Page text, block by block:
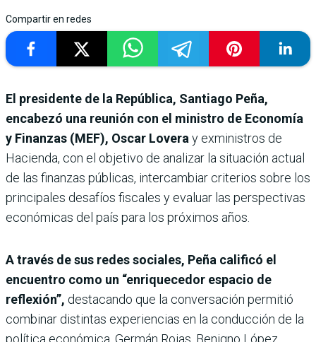
Compartir en redes
El presidente de la República, Santiago Peña,
encabezó una reunión con el ministro de Economía
y Finanzas (MEF), Oscar Lovera y exministros de
Hacienda, con el objetivo de analizar la situación actual
de las finanzas públicas, intercambiar criterios sobre los
principales desafíos fiscales y evaluar las perspectivas
económicas del país para los próximos años.
A través de sus redes sociales, Peña calificó el
encuentro como un “enriquecedor espacio de
reflexión”, destacando que la conversación permitió
combinar distintas experiencias en la conducción de la
política económica. Germán Rojas, Benigno López ,